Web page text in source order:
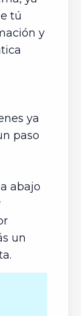
tú
y
ya
paso
abajo
un